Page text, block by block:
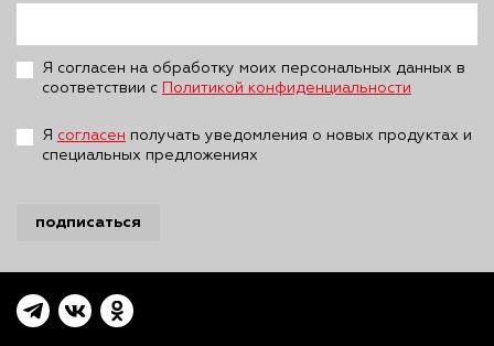
Я согласен на обработку моих персональных данных в
соответствии с
Политикой конфиденциальности
Я согласен получать уведомления о новых продуктах и
специальных предложениях
подписаться